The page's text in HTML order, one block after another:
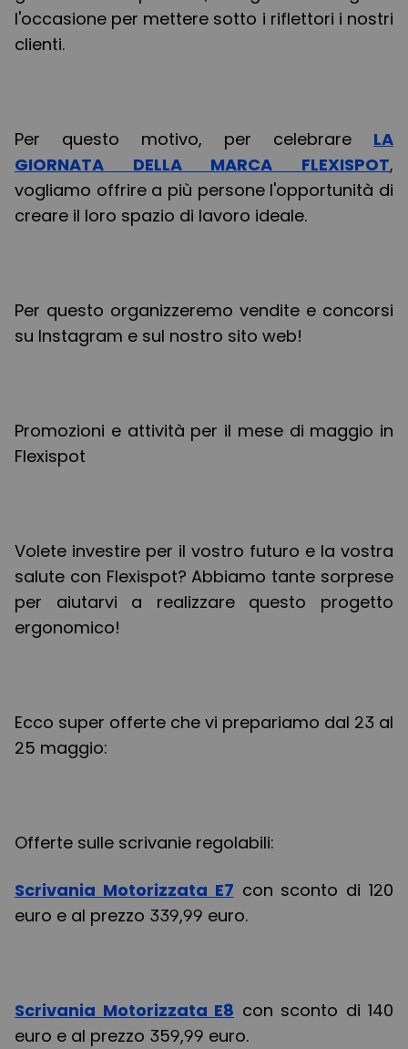
l'occasione per mettere sotto i riflettori i nostri
clienti.
Per questo motivo, per celebrare LA
GIORNATA DELLA MARCA FLEXISPOT,
vogliamo offrire a più persone l'opportunità di
creare il loro spazio di lavoro ideale.
Per questo organizzeremo vendite e concorsi
su Instagram e sul nostro sito web!
Promozioni e attività per il mese di maggio in
Flexispot
Volete investire per il vostro futuro e la vostra
salute con Flexispot? Abbiamo tante sorprese
per aiutarvi a realizzare questo progetto
ergonomico!
Ecco super offerte che vi prepariamo dal 23 al
25 maggio:
Offerte sulle scrivanie regolabili:
Scrivania Motorizzata E7 con sconto di 120
euro e al prezzo 339,99 euro.
Scrivania Motorizzata E8 con sconto di 140
euro e al prezzo 359,99 euro.